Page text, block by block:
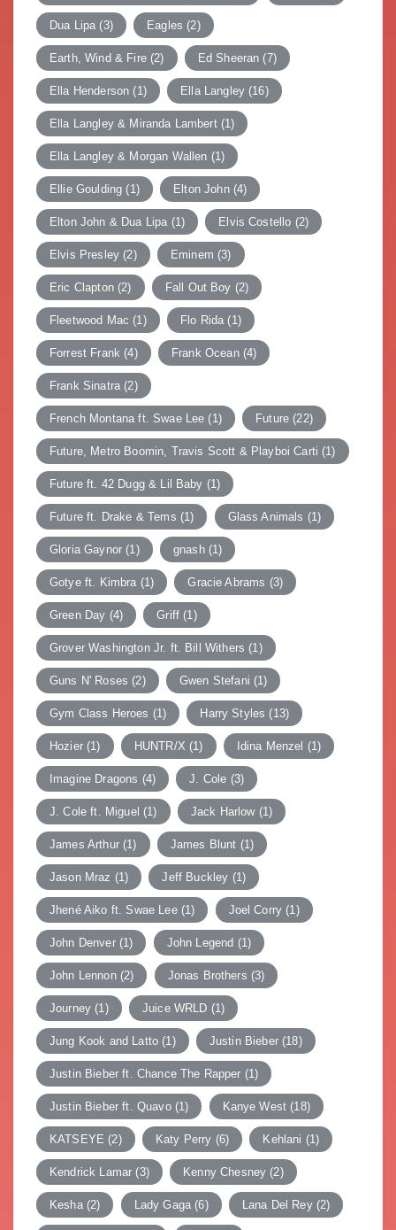
Dua Lipa (3) Eagles (2)
Earth, Wind & Fire(2) Ed Sheeran (7)
Ella Henderson (1) Ella Langley(16)
Ella Langley & Miranda Lambert(1)
Ella Langley & Morgan Wallen (1)
Ellie Goulding (1) Elton John(4)
Elton John & Dua Lipa (1) Elvis Costello (2)
Elvis Presley (2) Eminem (3)
Eric Clapton(2) Fall Out Boy (2)
Fleetwood Mac (1) Flo Rida (1)
Forrest Frank (4) Frank Ocean(4)
Frank Sinatra (2)
French Montana ft. Swae Lee (1) Future (22)
Future, Metro Boomin, Travis Scott & Playboi Carti (1)
Future ft. 42 Dugg & Lil Baby (1)
Future ft. Drake & Tems (1) Glass Animals (1)
Gloria Gaynor (1) gnash(1)
Gotye ft. Kimbra (1) Gracie Abrams (3)
Green Day (4) Griff (1)
Grover Washington Jr. ft. Bill Withers (1)
Guns N' Roses (2) Gwen Stefani (1)
Gym Class Heroes (1) Harry Styles (13)
Hozier(1) HUNTR/X (1) Idina Menzel (1)
Imagine Dragons (4) J. Cole (3)
J. Cole ft. Miguel (1) Jack Harlow(1)
James Arthur(1) James Blunt (1)
Jason Mraz (1) Jeff Buckley (1)
Jhené Aiko ft. Swae Lee(1) Joel Corry (1)
John Denver(1) John Legend (1)
John Lennon(2) Jonas Brothers (3)
Journey (1) Juice WRLD (1)
Jung Kook and Latto (1) Justin Bieber(18)
Justin Bieber ft. Chance The Rapper (1)
Justin Bieber ft. Quavo(1) Kanye West (18)
KATSEYE (2) Katy Perry (6) Kehlani (1)
Kendrick Lamar (3) Kenny Chesney (2)
Kesha(2) Lady Gaga (6) Lana Del Rey(2)